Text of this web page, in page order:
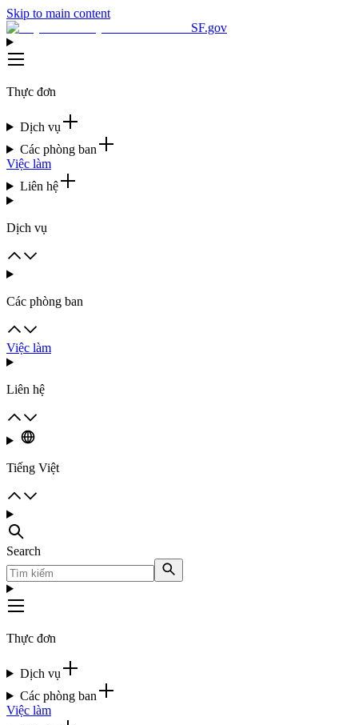
Skip to main content
SF.gov
Thực đơn
Dịch vụ
Các phòng ban
Việc làm
Liên hệ
Dịch vụ
Các phòng ban
Việc làm
Liên hệ
Tiếng Việt
Search
Thực đơn
Dịch vụ
Các phòng ban
Việc làm